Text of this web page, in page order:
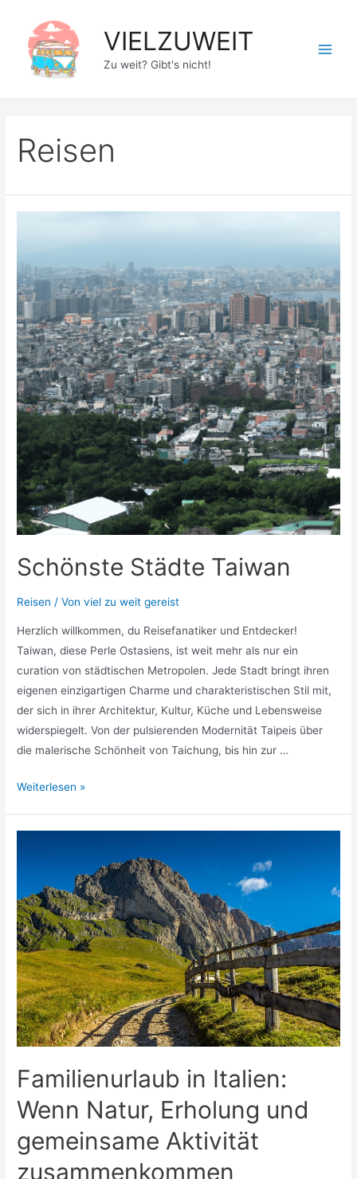
springen
VIELZUWEIT
Zu weit? Gibt's nicht!
Reisen
Schönste Städte Taiwan
Reisen / Vonviel zu weit gereist
Herzlich willkommen, du Reisefanatiker und Entdecker!
Taiwan, diese Perle Ostasiens, ist weit mehr als nur ein
curation von städtischen Metropolen. Jede Stadt bringt ihren
eigenen einzigartigen Charme und charakteristischen Stil mit,
der sich in ihrer Architektur, Kultur, Küche und Lebensweise
widerspiegelt. Von der pulsierenden Modernität Taipeis über
die malerische Schönheit von Taichung, bis hin zur …
Schönste
Weiterlesen »
Familienurlaub in Italien:
Wenn Natur, Erholung und
gemeinsame Aktivität
zusammenkommen